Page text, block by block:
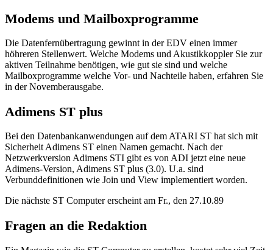
Modems und Mailboxprogramme
Die Datenfernübertragung gewinnt in der EDV einen immer
höhreren Stellenwert. Welche Modems und Akustikkoppler Sie zur
aktiven Teilnahme benötigen, wie gut sie sind und welche
Mailboxprogramme welche Vor- und Nachteile haben, erfahren Sie
in der Novemberausgabe.
Adimens ST plus
Bei den Datenbankanwendungen auf dem ATARI ST hat sich mit
Sicherheit Adimens ST einen Namen gemacht. Nach der
Netzwerkversion Adimens STI gibt es von ADI jetzt eine neue
Adimens-Version, Adimens ST plus (3.0). U.a. sind
Verbunddefinitionen wie Join und View implementiert worden.
Die nächste ST Computer erscheint am Fr., den 27.10.89
Fragen an die Redaktion